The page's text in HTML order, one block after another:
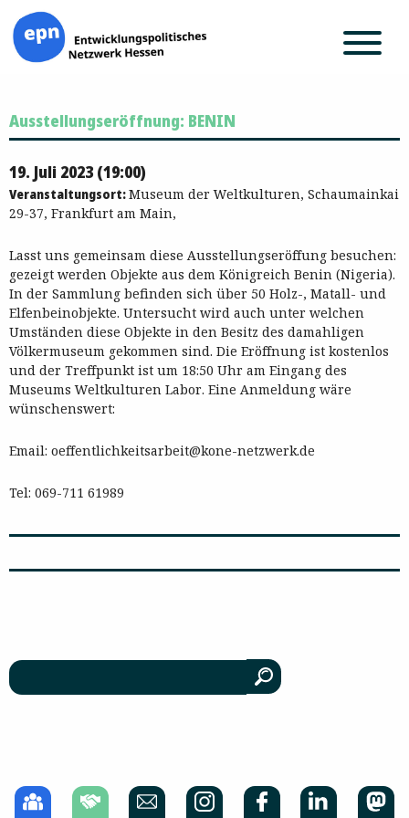
Inhalt
springen
Ausstellungseröffnung: BENIN
19. Juli 2023 (19:00)
Veranstaltungsort:Museum der Weltkulturen, Schaumainkai
29-37, Frankfurt am Main,
Lasst uns gemeinsam diese Ausstellungseröffung besuchen:
gezeigt werden Objekte aus dem Königreich Benin (Nigeria).
In der Sammlung befinden sich über 50 Holz-, Matall- und
Elfenbeinobjekte. Untersucht wird auch unter welchen
Umständen diese Objekte in den Besitz des damahligen
Völkermuseum gekommen sind. Die Eröffnung ist kostenlos
und der Treffpunkt ist um 18:50 Uhr am Eingang des
Museums Weltkulturen Labor. Eine Anmeldung wäre
wünschenswert:
Email: oeffentlichkeitsarbeit@kone-netzwerk.de
Tel: 069-711 61989